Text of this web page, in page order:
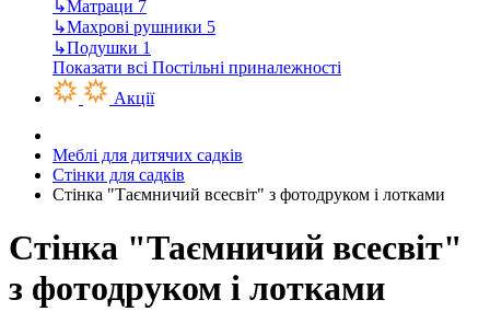
↳Матраци 7
↳Махрові рушники 5
↳Подушки 1
Показати всі Постільні приналежності
Акції
Меблі для дитячих садків
Стінки для садків
Стінка "Таємничий всесвіт" з фотодруком і лотками
Стінка "Таємничий всесвіт"
з фотодруком і лотками